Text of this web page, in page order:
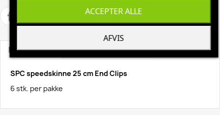
Beskrivelse Produktoplysninger
SPC speedskinne 25 cm End Clips
6 stk. per pakke
AFVIS
ACCEPTER ALLE